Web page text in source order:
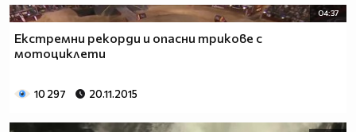
04:37
Екстремни рекорди и опасни трикове с
мотоциклети
10 297 20.11.2015